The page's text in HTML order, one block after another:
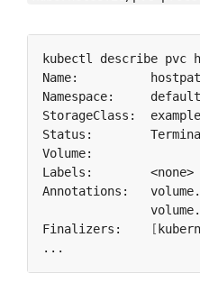
Annotations:
Finalizers:
[